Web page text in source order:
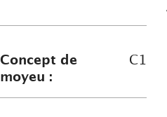
Concept de
moyeu :
C1